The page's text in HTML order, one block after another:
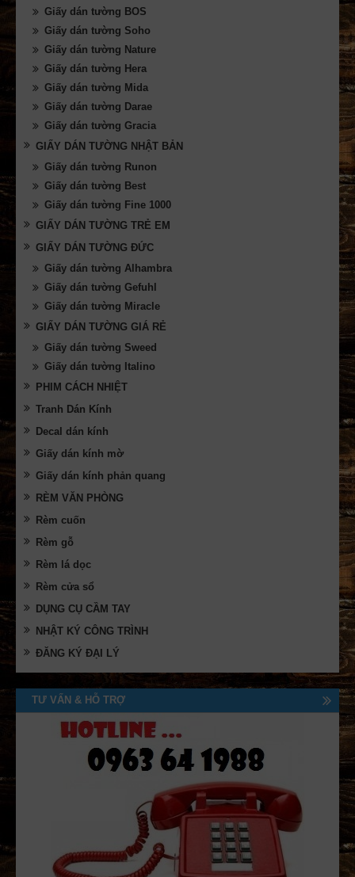
Giấy dán tường BOS
Giấy dán tường Soho
Giấy dán tường Nature
Giấy dán tường Hera
Giấy dán tường Mida
Giấy dán tường Darae
Giấy dán tường Gracia
GIẤY DÁN TƯỜNG NHẬT BẢN
Giấy dán tường Runon
Giấy dán tường Best
Giấy dán tường Fine 1000
GIẤY DÁN TƯỜNG TRẺ EM
GIẤY DÁN TƯỜNG ĐỨC
Giấy dán tường Alhambra
Giấy dán tường Gefuhl
Giấy dán tường Miracle
GIẤY DÁN TƯỜNG GIÁ RẺ
Giấy dán tường Sweed
Giấy dán tường Italino
PHIM CÁCH NHIỆT
Tranh Dán Kính
Decal dán kính
Giấy dán kính mờ
Giấy dán kính phản quang
RÈM VĂN PHÒNG
Rèm cuốn
Rèm gỗ
Rèm lá dọc
Rèm cửa sổ
DỤNG CỤ CẦM TAY
NHẬT KÝ CÔNG TRÌNH
ĐĂNG KÝ ĐẠI LÝ
TƯ VẤN & HỖ TRỢ